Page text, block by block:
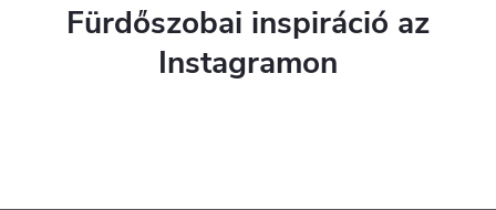
Fürdőszobai inspiráció az
Instagramon